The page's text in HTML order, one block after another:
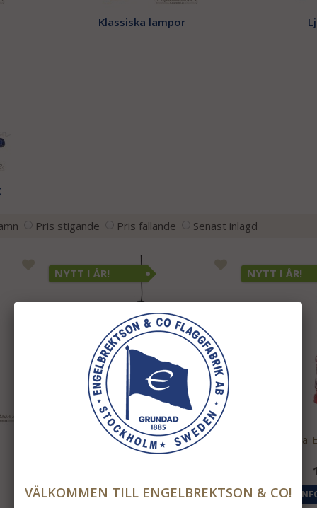
Klassiska lampor
Pris stigande Pris fallande Senast inlagd
NYTT I ÅR!
Flöteslampa Mörkblå
INFO KÖP
NYTT I ÅR!
Fyrlampa
VÄLKOMMEN TILL ENGELBREKTSON & CO!